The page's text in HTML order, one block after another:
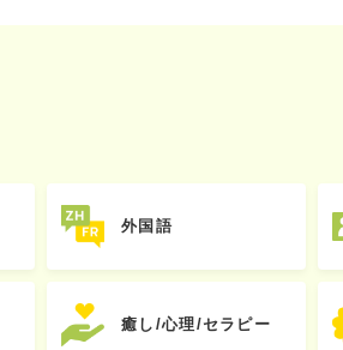
外国語
癒し/心理/セラピー